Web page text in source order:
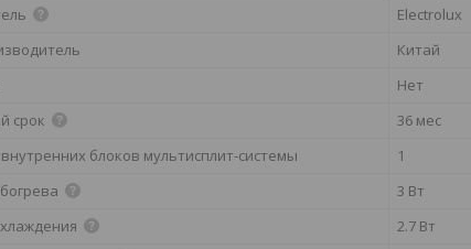
Electrolux
Китай
Нет
срок
36 мес
блоков мультисплит-системы
1
3 Вт
2.7 Вт